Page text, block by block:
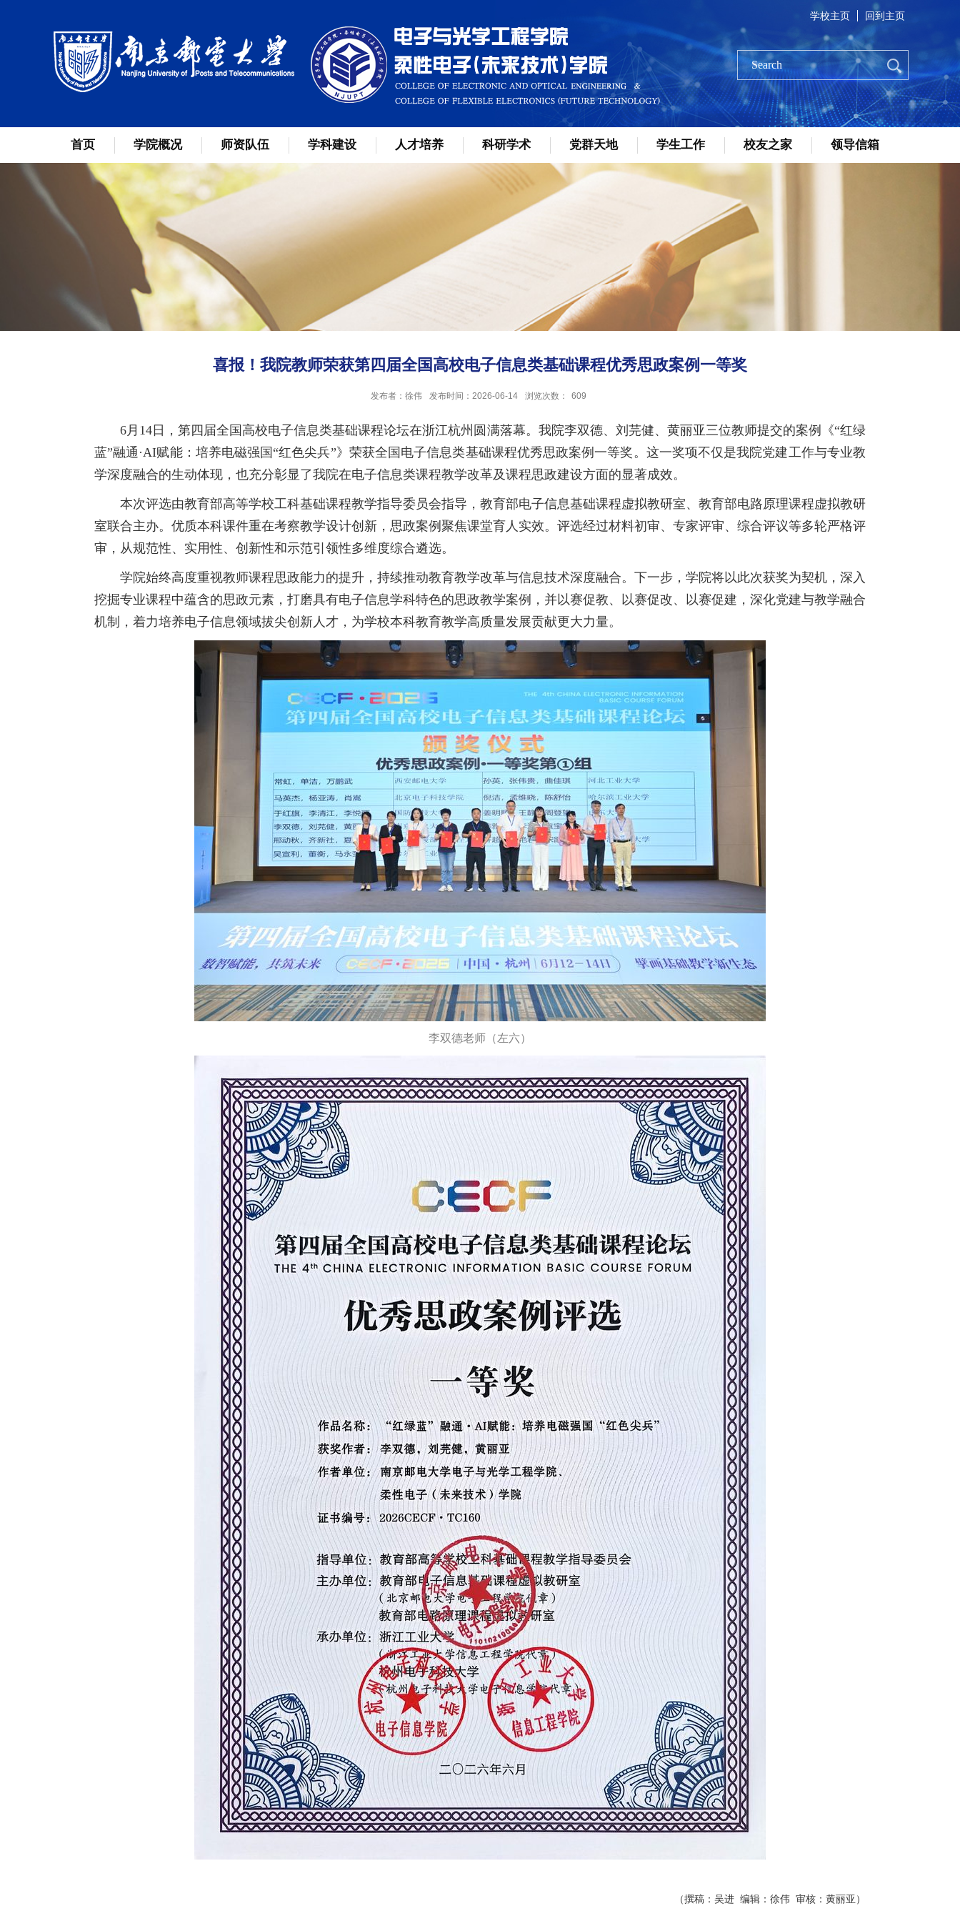
学校主页 回到主页
首页 学院概况 师资队伍 学科建设 人才培养 科研学术 党群天地 学生工作 校友之家 领导信箱
喜报！我院教师荣获第四届全国高校电子信息类基础课程优秀思政案例一等奖
发布者：徐伟 发布时间：2026-06-14 浏览次数： 609
6月14日，第四届全国高校电子信息类基础课程论坛在浙江杭州圆满落幕。我院李双德、刘芫健、黄丽亚三位教师提交的案例《“红绿
蓝”融通·AI赋能：培养电磁强国“红色尖兵”》荣获全国电子信息类基础课程优秀思政案例一等奖。这一奖项不仅是我院党建工作与专业教
学深度融合的生动体现，也充分彰显了我院在电子信息类课程教学改革及课程思政建设方面的显著成效。
本次评选由教育部高等学校工科基础课程教学指导委员会指导，教育部电子信息基础课程虚拟教研室、教育部电路原理课程虚拟教研
室联合主办。优质本科课件重在考察教学设计创新，思政案例聚焦课堂育人实效。评选经过材料初审、专家评审、综合评议等多轮严格评
审，从规范性、实用性、创新性和示范引领性多维度综合遴选。
学院始终高度重视教师课程思政能力的提升，持续推动教育教学改革与信息技术深度融合。下一步，学院将以此次获奖为契机，深入
挖掘专业课程中蕴含的思政元素，打磨具有电子信息学科特色的思政教学案例，并以赛促教、以赛促改、以赛促建，深化党建与教学融合
机制，着力培养电子信息领域拔尖创新人才，为学校本科教育教学高质量发展贡献更大力量。
李双德老师（左六）
（撰稿：吴进 编辑：徐伟 审核：黄丽亚）